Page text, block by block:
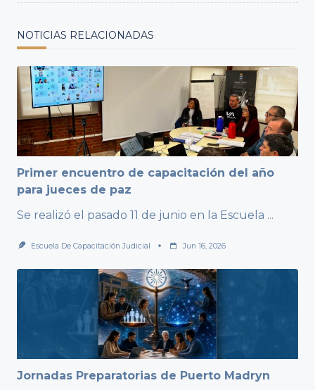
NOTICIAS RELACIONADAS
Primer encuentro de capacitación del año
para jueces de paz
Se realizó el pasado 11 de junio en la Escuela ...
Escuela De Capacitación Judicial Jun 16, 2026
Jornadas Preparatorias de Puerto Madryn